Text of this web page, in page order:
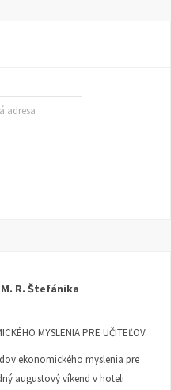
R. Štefánika
MYSLENIA PRE UČITEĽOV
ekonomického myslenia pre
augustový víkend v hoteli